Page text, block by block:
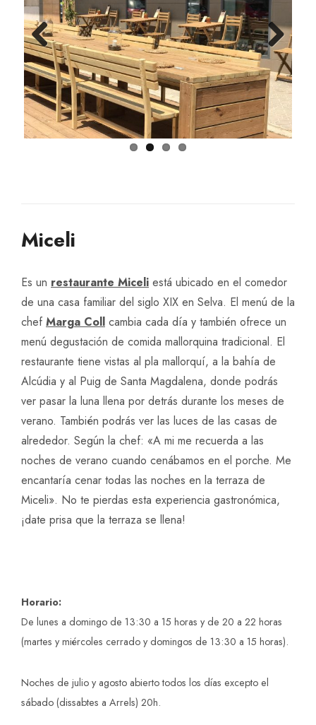
Previ
ous
Next
Miceli
Es un restaurante Miceli está ubicado en el comedor
de una casa familiar del siglo XIX en Selva. El menú de la
chef Marga Coll cambia cada día y también ofrece un
menú degustación de comida mallorquina tradicional. El
restaurante tiene vistas al pla mallorquí, a la bahía de
Alcúdia y al Puig de Santa Magdalena, donde podrás
ver pasar la luna llena por detrás durante los meses de
verano. También podrás ver las luces de las casas de
alrededor. Según la chef: «A mi me recuerda a las
noches de verano cuando cenábamos en el porche. Me
encantaría cenar todas las noches en la terraza de
Miceli». No te pierdas esta experiencia gastronómica,
¡date prisa que la terraza se llena!
Horario:
De lunes a domingo de 13:30 a 15 horas y de 20 a 22 horas
(martes y miércoles cerrado y domingos de 13:30 a 15 horas).
Noches de julio y agosto abierto todos los días excepto el
sábado (dissabtes a Arrels) 20h.